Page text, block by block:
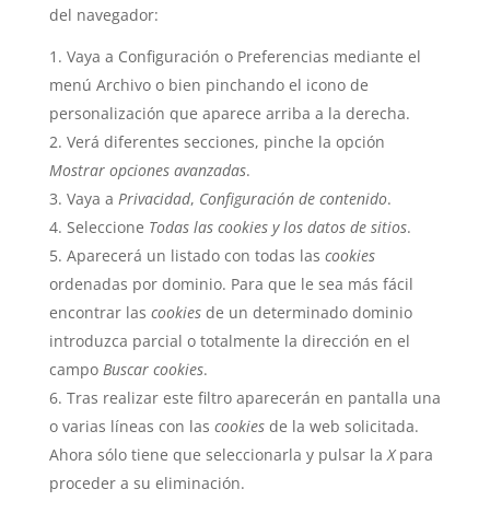
del navegador:
Vaya a Configuración o Preferencias mediante el
menú Archivo o bien pinchando el icono de
personalización que aparece arriba a la derecha.
Verá diferentes secciones, pinche la opción
Mostrar opciones avanzadas.
Vaya a Privacidad, Configuración de contenido.
Seleccione Todas las cookiesy los datos de sitios.
Aparecerá un listado con todas las cookies
ordenadas por dominio. Para que le sea más fácil
encontrar las cookiesde un determinado dominio
introduzca parcial o totalmente la dirección en el
campo Buscar cookies.
Tras realizar este filtro aparecerán en pantalla una
o varias líneas con las cookiesde la web solicitada.
Ahora sólo tiene que seleccionarla y pulsar laXpara
proceder a su eliminación.